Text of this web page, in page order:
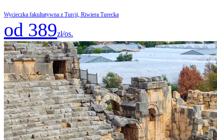
Wycieczka fakultatywna z Turcji, Riwiera Turecka
od 389zł/os.